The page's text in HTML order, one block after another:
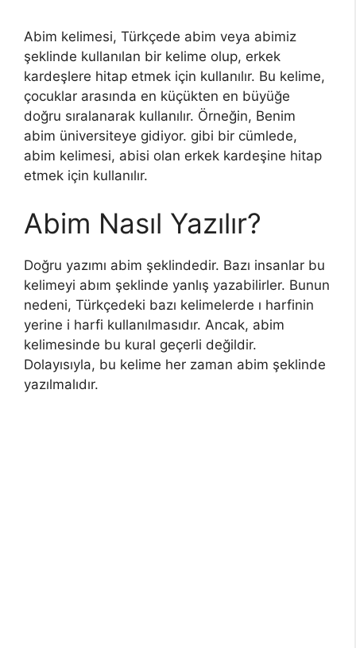
Abim kelimesi, Türkçede abim veya abimiz
şeklinde kullanılan bir kelime olup, erkek
kardeşlere hitap etmek için kullanılır. Bu kelime,
çocuklar arasında en küçükten en büyüğe
doğru sıralanarak kullanılır. Örneğin, Benim
abim üniversiteye gidiyor. gibi bir cümlede,
abim kelimesi, abisi olan erkek kardeşine hitap
etmek için kullanılır.
Abim Nasıl Yazılır?
Doğru yazımı abim şeklindedir. Bazı insanlar bu
kelimeyi abım şeklinde yanlış yazabilirler. Bunun
nedeni, Türkçedeki bazı kelimelerde ı harfinin
yerine i harfi kullanılmasıdır. Ancak, abim
kelimesinde bu kural geçerli değildir.
Dolayısıyla, bu kelime her zaman abim şeklinde
yazılmalıdır.